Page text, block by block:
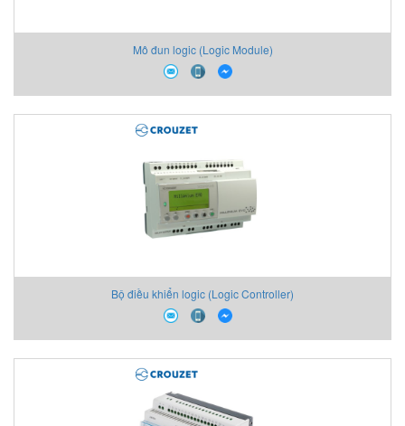
Mô đun logic (Logic Module)
Bộ điều khiển logic (Logic Controller)